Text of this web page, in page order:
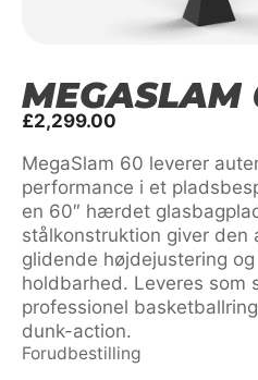
MEGASLAM
£2,299.00
MegaSlam 60 leverer
performance i et
en 60″ hærdet
stålkonstruktion giver
glidende højdejustering
holdbarhed. Leveres som
professionel
dunk-action.
Forudbestilling